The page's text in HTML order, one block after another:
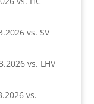
vs. SV
vs. LHV
vs.